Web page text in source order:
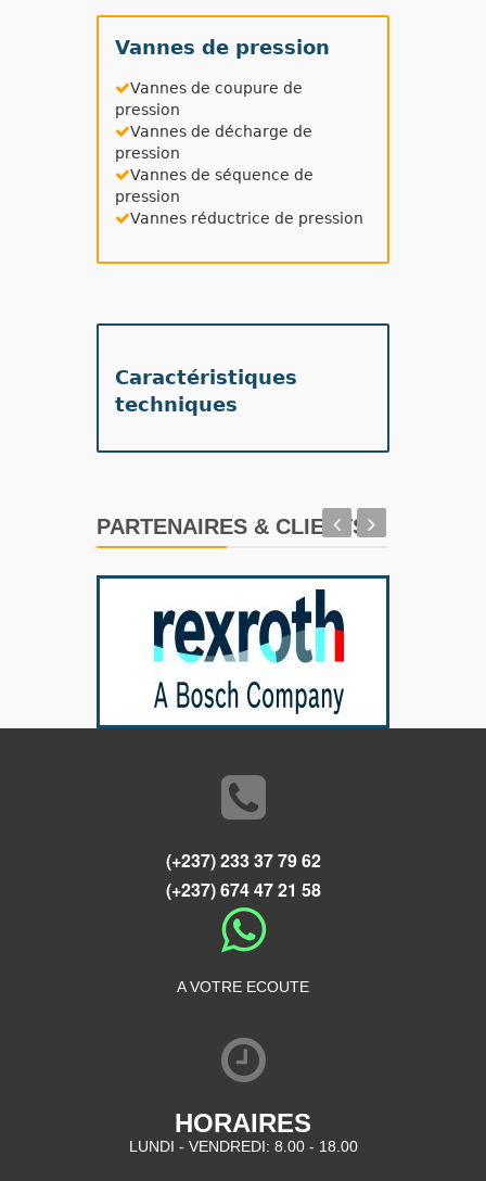
Vannes de pression
Vannes de coupure de
pression
Vannes de décharge de
pression
Vannes de séquence de
pression
Vannes réductrice de pression
Caractéristiques
techniques
PARTENAIRES & CLIENTS
(+237) 233 37 79 62
(+237) 674 47 21 58
A VOTRE ECOUTE
HORAIRES
LUNDI - VENDREDI: 8.00 - 18.00